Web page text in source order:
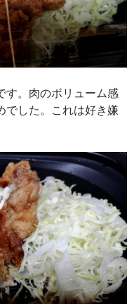
す。肉のボリューム感
でした。これは好き嫌